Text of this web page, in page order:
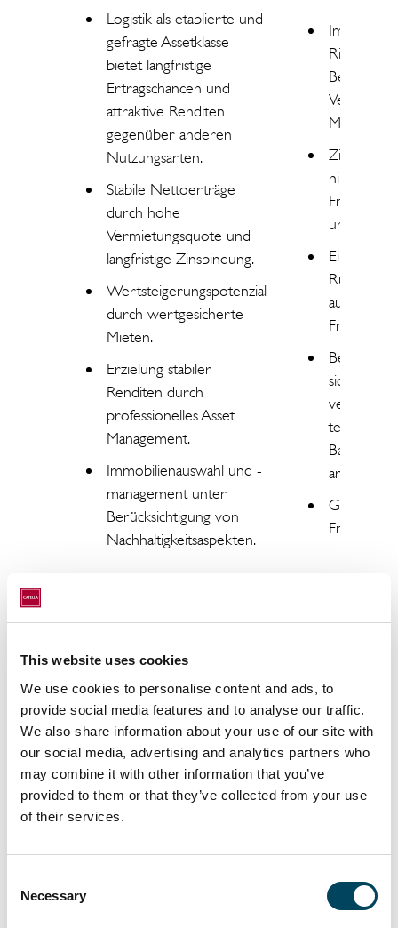
This website uses cookies
We use cookies to personalise content and ads, to
provide social media features and to analyse our traffic.
We also share information about your use of our site with
our social media, advertising and analytics partners who
may combine it with other information that you’ve
provided to them or that they’ve collected from your use
of their services.
Selection
Necessary
Logistik als etablierte und
gefragte Assetklasse
bietet langfristige
Ertragschancen und
attraktive Renditen
gegenüber anderen
Nutzungsarten.
Stabile Nettoerträge
durch hohe
Vermietungsquote und
langfristige Zinsbindung.
Wertsteigerungspotenzial
durch wertgesicherte
Mieten.
Erzielung stabiler
Renditen durch
professionelles Asset
Management.
Immobilienauswahl und -
management unter
Berücksichtigung von
Nachhaltigkeitsaspekten.
Risiken
Mietausfall.
hinsichtlich
und
aufgrund
Fristen.
Bei
sich die
teurer
Baubeginn
Unterlagen
Allgemeine Informationen
Weiterführende
Dokumente
(Basisinformationsblatt,
Pressemitteilungen
Real Estate
Webkonferenz Logistik